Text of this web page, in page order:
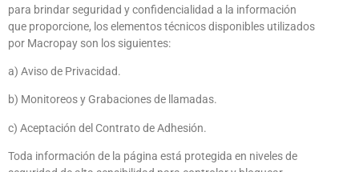
para brindar seguridad y confidencialidad a la información
que proporcione, los elementos técnicos disponibles utilizados
por Macropay son los siguientes:
a) Aviso de Privacidad.
b) Monitoreos y Grabaciones de llamadas.
c) Aceptación del Contrato de Adhesión.
Toda información de la página está protegida en niveles de